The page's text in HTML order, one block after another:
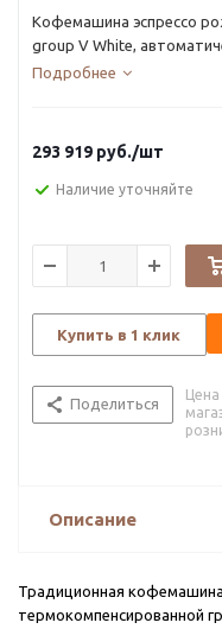
Кофемашина эспрессо
group V White,
Подробнее
293 919 руб./шт
Наличие уточняйте
Купить в 1 клик
Поделиться
Описание
Традиционная кофемашина
термокомпенсированной